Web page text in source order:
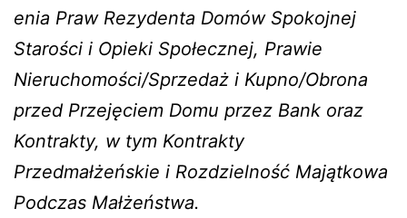
enia Praw Rezydenta Domów Spokojnej
Starości i Opieki Społecznej, Prawie
Nieruchomości/Sprzedaż i Kupno/Obrona
przed Przejęciem Domu przez Bank oraz
Kontrakty, w tym Kontrakty
Przedmałżeńskie i Rozdzielność Majątkowa
Podczas Małżeństwa.